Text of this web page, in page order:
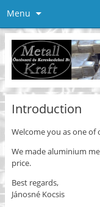
Menu
Introduction
Welcome you as one
We made aluminium
price.
Best regards,
Jánosné Kocsis